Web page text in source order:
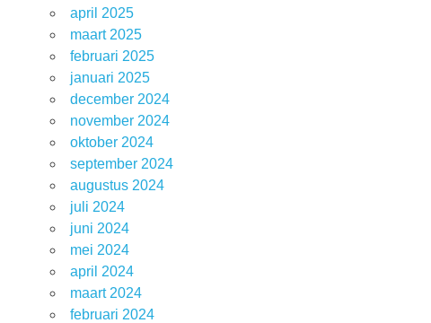
april 2025
maart 2025
februari 2025
januari 2025
december 2024
november 2024
oktober 2024
september 2024
augustus 2024
juli 2024
juni 2024
mei 2024
april 2024
maart 2024
februari 2024